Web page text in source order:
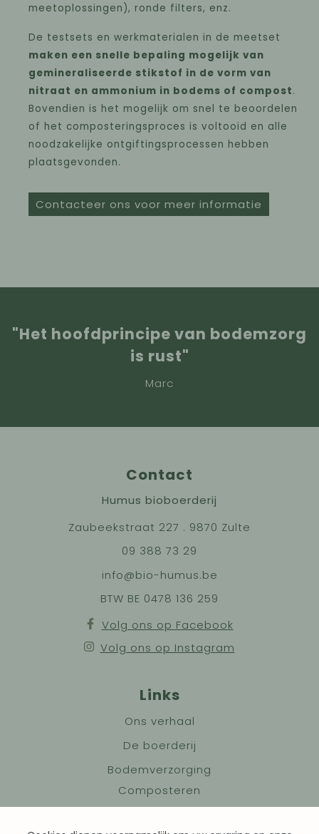
meetoplossingen), ronde filters, enz.
De testsets en werkmaterialen in de meetset
maken een snelle bepaling mogelijk van
gemineraliseerde stikstof in de vorm van
nitraat en ammonium in bodems of compost.
Bovendien is het mogelijk om snel te beoordelen
of het composteringsproces is voltooid en alle
noodzakelijke ontgiftingsprocessen hebben
plaatsgevonden.
Contacteer ons voor meer informatie
"Het hoofdprincipe van bodemzorg
is rust"
Marc
Contact
Humus bioboerderij
Zaubeekstraat 227 . 9870 Zulte
09 388 73 29
info@bio-humus.be
BTW BE 0478 136 259
Volg ons op Facebook
Volg ons op Instagram
Links
Ons verhaal
De boerderij
Bodemverzorging
Composteren